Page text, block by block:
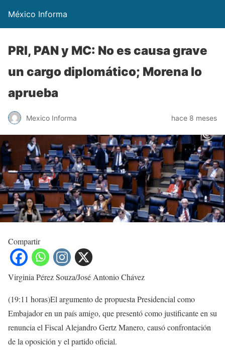
México Informa
PRI, PAN y MC: No es causa grave
un cargo diplomático; Morena lo
aprueba
Mexico Informa hace 8 meses
Compartir
Virginia Pérez Souza/José Antonio Chávez
(19:11 horas)El argumento de propuesta Presidencial como
Embajador en un país amigo, que presentó como justificante en su
renuncia el Fiscal Alejandro Gertz Manero, causó confrontación
de la oposición y el partido oficial.